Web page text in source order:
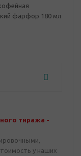
фарфор 180 мл
тиража -
у наших